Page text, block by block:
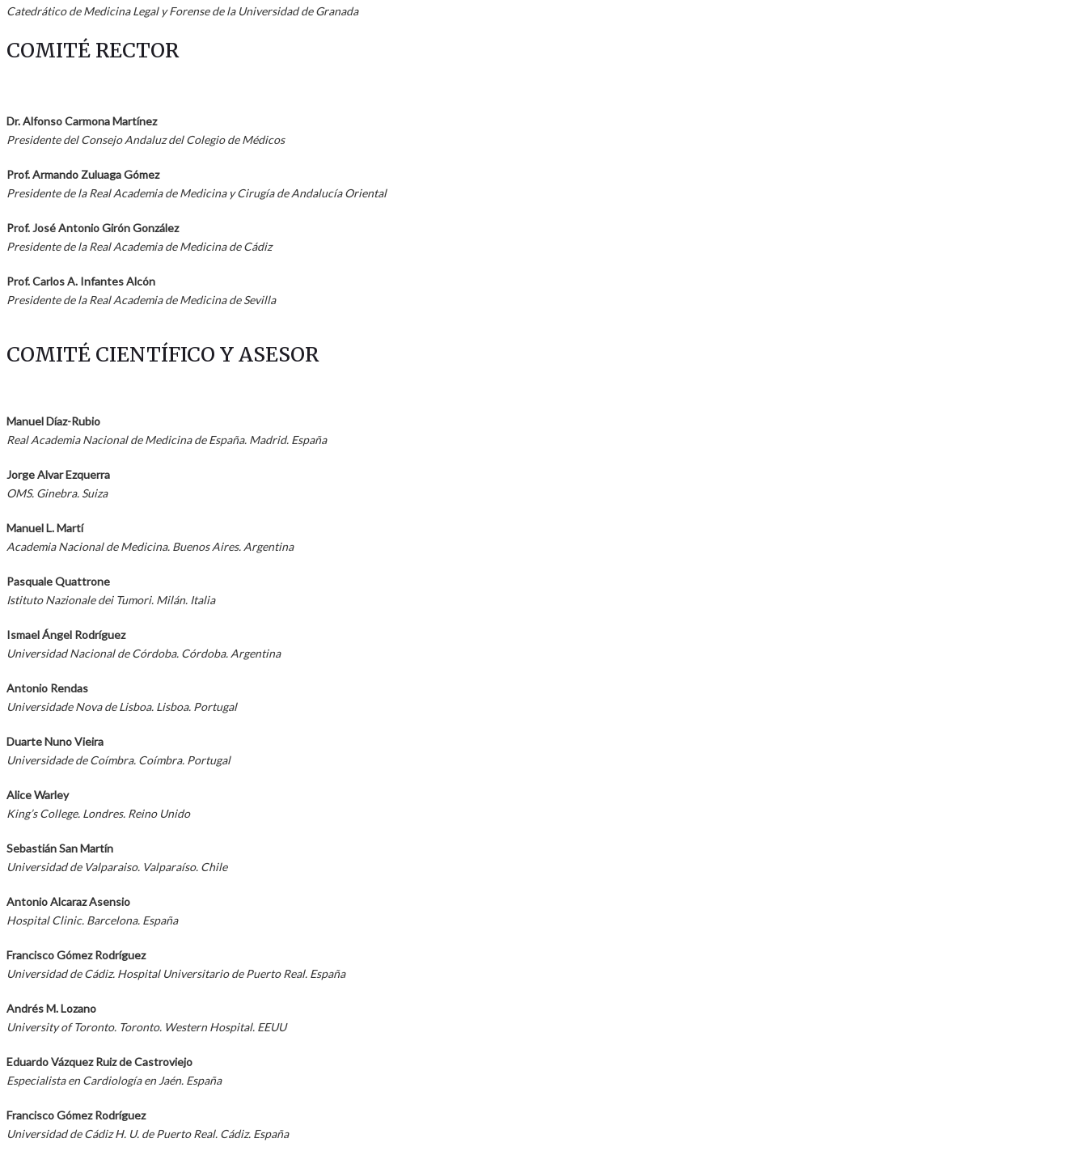
Catedrático de Medicina Legal y Forense de la Universidad de Granada
COMITÉ RECTOR
Dr. Alfonso Carmona Martínez
Presidente del Consejo Andaluz del Colegio de Médicos
Prof. Armando Zuluaga Gómez
Presidente de la Real Academia de Medicina y Cirugía de Andalucía Oriental
Prof. José Antonio Girón González
Presidente de la Real Academia de Medicina de Cádiz
Prof. Carlos A. Infantes Alcón
Presidente de la Real Academia de Medicina de Sevilla
COMITÉ CIENTÍFICO Y ASESOR
Manuel Díaz-Rubio
Real Academia Nacional de Medicina de España. Madrid. España
Jorge Alvar Ezquerra
OMS. Ginebra. Suiza
Manuel L. Martí
Academia Nacional de Medicina. Buenos Aires. Argentina
Pasquale Quattrone
Istituto Nazionale dei Tumori. Milán. Italia
Ismael Ángel Rodríguez
Universidad Nacionalde Córdoba. Córdoba. Argentina
Antonio Rendas
Universidade Nova de Lisboa. Lisboa. Portugal
Duarte Nuno Vieira
Universidade de Coímbra. Coímbra. Portugal
Alice Warley
King’s College. Londres. Reino Unido
Sebastián San Martín
Universidad de Valparaiso. Valparaíso. Chile
Antonio Alcaraz Asensio
Hospital Clinic. Barcelona. España
Francisco Gómez Rodríguez
Universidad de Cádiz. Hospital Universitario de PuertoReal. España
Andrés M. Lozano
University of Toronto. Toronto. Western Hospital. EEUU
Eduardo Vázquez Ruiz de Castroviejo
Especialista en Cardiología en Jaén. España
Francisco Gómez Rodríguez
Universidad de Cádiz H. U. de Puerto Real. Cádiz. España